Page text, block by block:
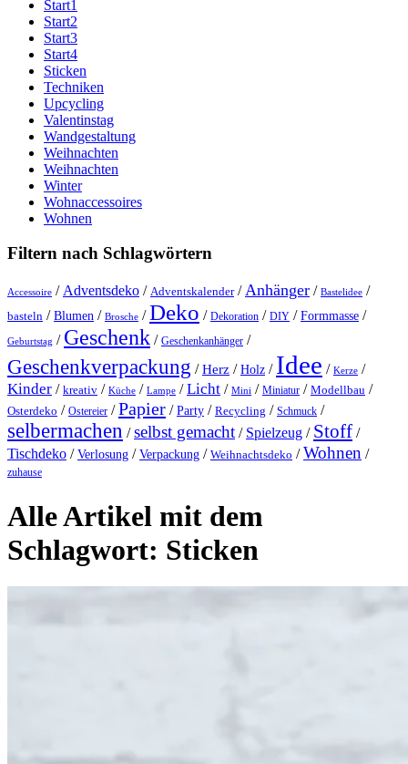
Start1
Start2
Start3
Start4
Sticken
Techniken
Upcycling
Valentinstag
Wandgestaltung
Weihnachten
Weihnachten
Winter
Wohnaccessoires
Wohnen
Filtern nach Schlagwörtern
Accessoire / Adventsdeko / Adventskalender/Anhänger / Bastelidee /
basteln /Blumen / Brosche /Deko / Dekoration / DIY /Formmasse /
Geburtstag / Geschenk / Geschenkanhänger /
Geschenkverpackung /Herz /Holz / Idee / Kerze /
Kinder / kreativ / Küche / Lampe /Licht / Mini / Miniatur / Modellbau /
Osterdeko / Ostereier /Papier /Party / Recycling / Schmuck /
selbermachen /selbst gemacht / Spielzeug / Stoff /
Tischdeko /Verlosung /Verpackung / Weihnachtsdeko /Wohnen /
zuhause
Alle Artikel mit dem
Schlagwort: Sticken